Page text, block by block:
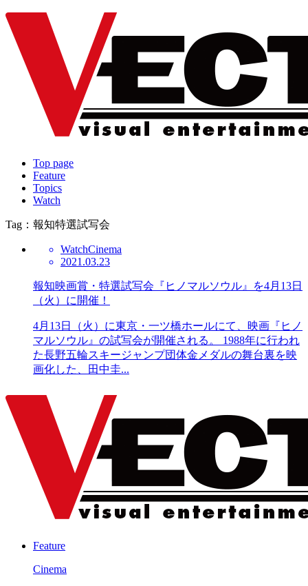
Top page
Feature
Topics
Watch
Tag：報知特選試写会
WatchCinema
2021.03.23
報知映画賞・特選試写会『ヒノマルソウル』を4月13日
（火）に開催！
4月13日（火）に東京・一ツ橋ホールにて、映画『ヒノ
マルソウル』の試写会が開催される。 1988年に行われ
た長野五輪スキージャンプ団体金メダルの舞台裏を映
画化した、田中圭...
Feature
Cinema